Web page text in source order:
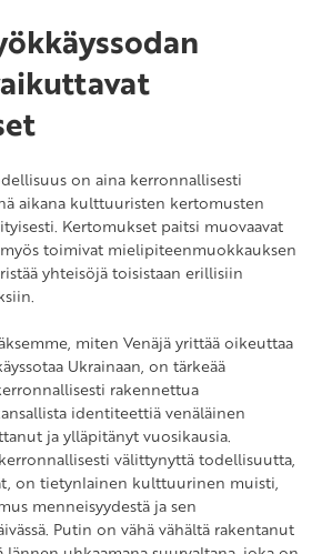
kkäyssodan
on aina kerronnallisesti
aikana kulttuuristen kertomusten
Kertomukset paitsi muovaavat
toimivat mielipiteenmuokkauksen
yhteisöjä toisistaan erillisiin
miten Venäjä yrittää oikeuttaa
Ukrainaan, on tärkeää
rakennettua
identiteettiä venäläinen
ja ylläpitänyt vuosikausia.
välittynyttä todellisuutta,
on tietynlainen kulttuurinen muisti,
menneisyydestä ja sen
Putin on vähä vähältä rakentanut